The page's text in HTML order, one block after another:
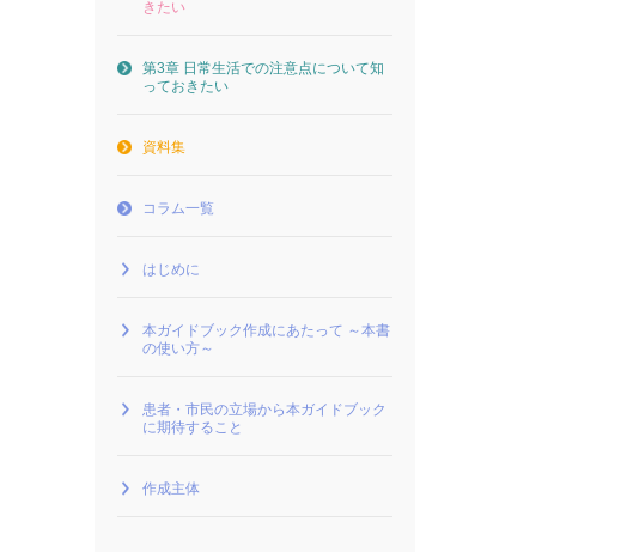
きたい
第3章 日常生活での注意点について知
っておきたい
資料集
コラム一覧
はじめに
本ガイドブック作成にあたって ～本書
の使い方～
患者・市民の立場から本ガイドブック
に期待すること
作成主体